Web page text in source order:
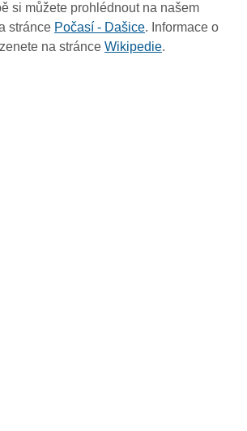
si můžete prohlédnout na našem
stránce Počasí - Dašice. Informace o
na stránce Wikipedie.